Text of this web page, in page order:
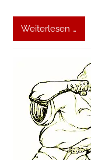
Weiterlesen …